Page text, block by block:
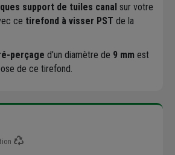
support de tuiles canal sur votre
ce tirefond à visser PST de la
perçage d'un diamètre de 9 mm est
de ce tirefond.